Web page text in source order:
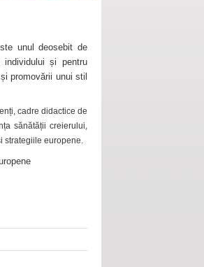
unul deosebit de
individului și pentru
promovării unui stil
cadre didactice de
sănătății creierului,
strategiile europene.